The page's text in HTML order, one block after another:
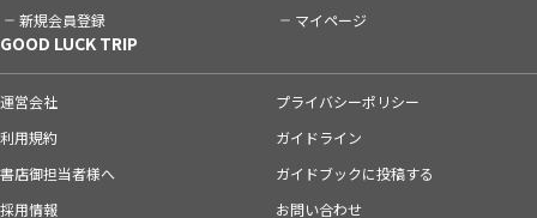
新規会員登録 マイページ
GOOD LUCK TRIP
運営会社
プライバシーポリシー
利用規約
ガイドライン
書店御担当者様へ
ガイドブックに投稿する
採用情報
お問い合わせ